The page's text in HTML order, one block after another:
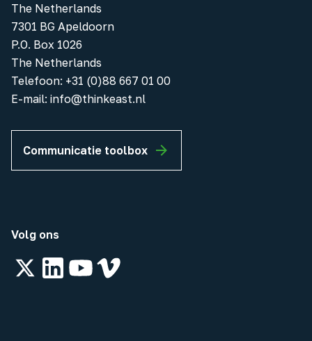
The Netherlands
7301 BG Apeldoorn
P.O. Box 1026
The Netherlands
Telefoon: +31 (0)88 667 01 00
E-mail: info@thinkeast.nl
Communicatie toolbox
Volg ons